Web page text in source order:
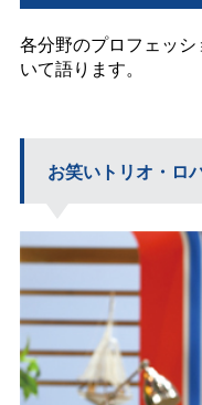
各分野のプロフェッ
いて語ります。
お笑いトリオ・ロ